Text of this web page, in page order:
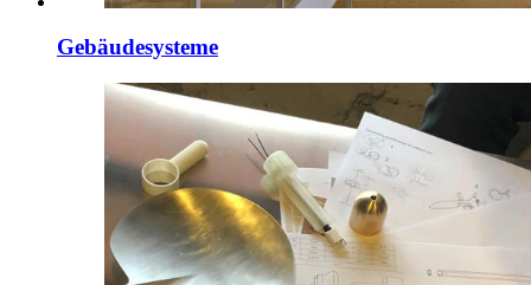
Gebäudesysteme